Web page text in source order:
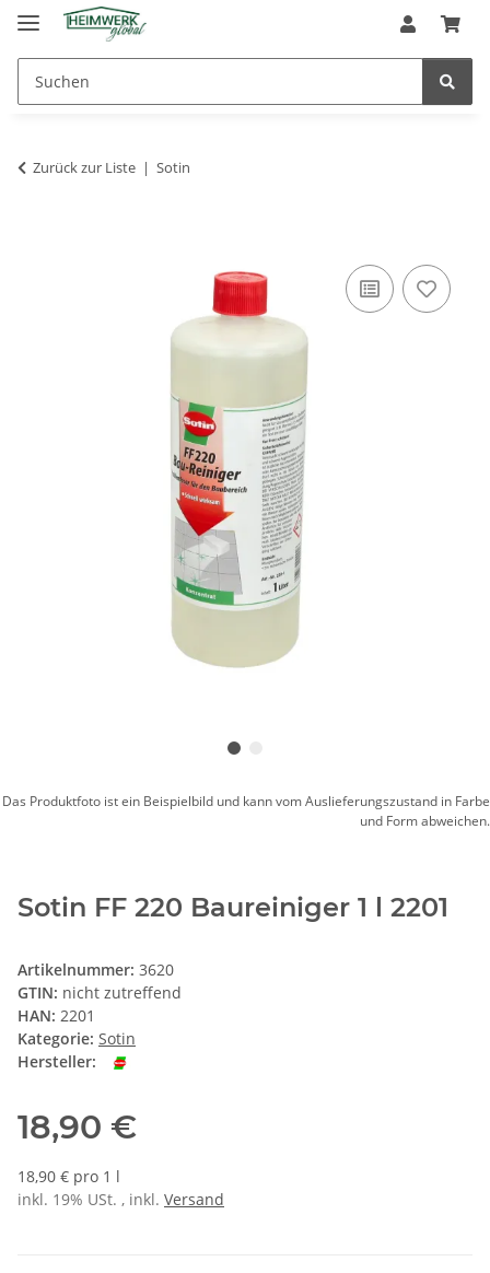
Zurück zur Liste Sotin
Das Produktfoto ist ein Beispielbild und kann vom Auslieferungszustand in Farbe
und Form abweichen.
Sotin FF 220 Baureiniger 1 l 2201
Artikelnummer: 3620
GTIN: nicht zutreffend
HAN: 2201
Kategorie: Sotin
Hersteller:
18,90 €
18,90 € pro 1 l
inkl. 19% USt. , inkl. Versand